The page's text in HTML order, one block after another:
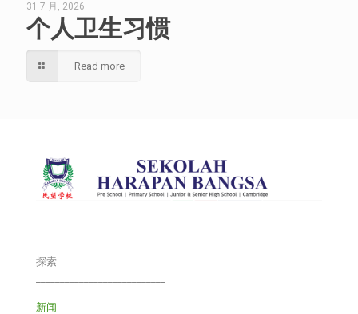
31 7 月, 2026
个人卫生习惯
Read more
探索
新闻